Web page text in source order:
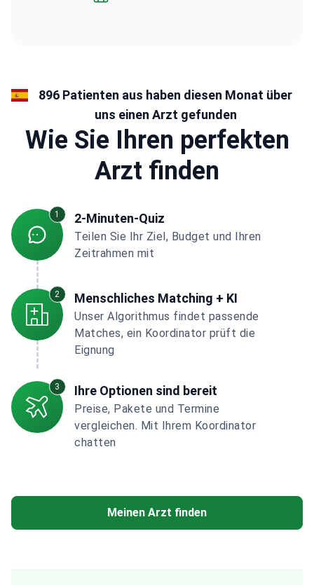
896 Patienten aus haben diesen Monat über
uns einen Arzt gefunden
Wie Sie Ihren perfekten
Arzt finden
1 2-Minuten-Quiz
Teilen Sie Ihr Ziel, Budget und Ihren
Zeitrahmen mit
2 Menschliches Matching + KI
Unser Algorithmus findet passende
Matches, ein Koordinator prüft die
Eignung
3 Ihre Optionen sind bereit
Preise, Pakete und Termine
vergleichen. Mit Ihrem Koordinator
chatten
Meinen Arzt finden